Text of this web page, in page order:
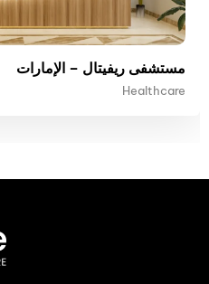
مستشفى ريفيتال – الإمارات
Healthcare